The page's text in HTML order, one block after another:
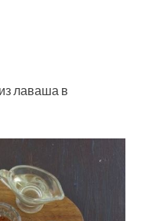
лаваша в